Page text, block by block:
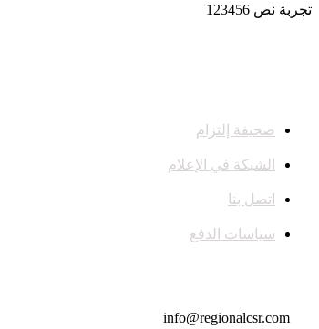
تجربة نص 123456
صحيفة إلتزام
الشبكة في الإعلام
اتصل بنا
سياسات الدفع